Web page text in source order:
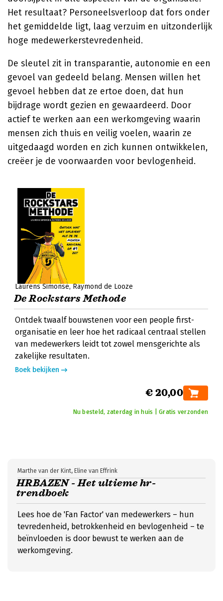
Het resultaat? Personeelsverloop dat fors onder
het gemiddelde ligt, laag verzuim en uitzonderlijk
hoge medewerkerstevredenheid.
De sleutel zit in transparantie, autonomie en een
gevoel van gedeeld belang. Mensen willen het
gevoel hebben dat ze ertoe doen, dat hun
bijdrage wordt gezien en gewaardeerd. Door
actief te werken aan een werkomgeving waarin
mensen zich thuis en veilig voelen, waarin ze
uitgedaagd worden en zich kunnen ontwikkelen,
creëer je de voorwaarden voor bevlogenheid.
Laurens Simonse Raymond de Looze
De Rockstars Methode
Ontdek twaalf bouwstenen voor een people first-
organisatie en leer hoe het radicaal centraal stellen
van medewerkers leidt tot zowel mensgerichte als
zakelijke resultaten.
Boek bekijken
€ 20,00
Nu besteld, zaterdag in huis | Gratis verzonden
HRBAZEN - Het ultieme hr-
trendboek
Marthe van der Kint, Eline van Effrink
Lees hoe de 'Fan Factor' van medewerkers – hun
tevredenheid, betrokkenheid en bevlogenheid – te
beïnvloeden is door bewust te werken aan de
werkomgeving.